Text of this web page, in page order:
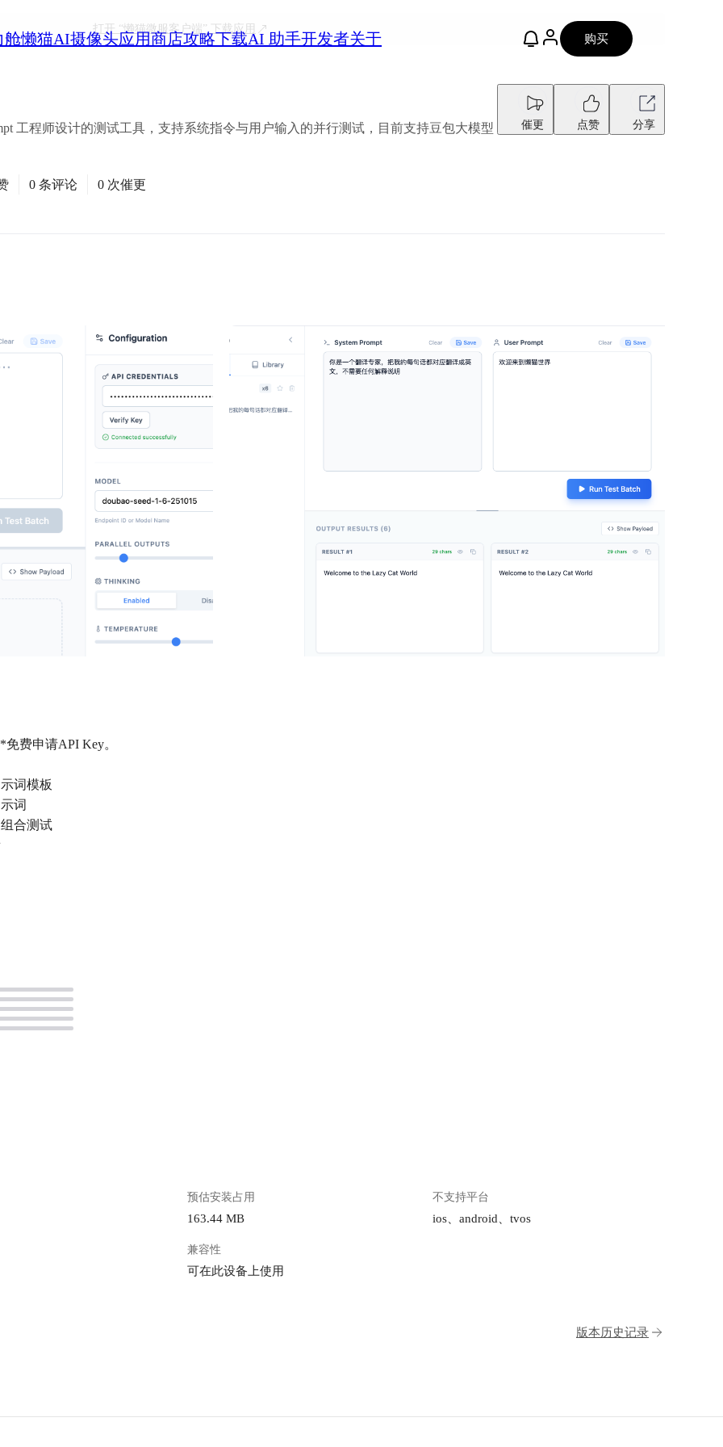
舱懒猫AI摄像头应用商店攻略下载AI 助手开发者关于 购买
打开 “懒猫微服客户端”下载应用
工程师设计的测试工具，支持系统指令与用户输入的并行测试，目前支持豆包大模型 催更 点赞 分享
0 条评论 0 次催更
费申请API Key。
词模板
词
合测试
预估安装占用
163.44 MB
不支持平台
ios、android、tvos
兼容性
可在此设备上使用
版本历史记录